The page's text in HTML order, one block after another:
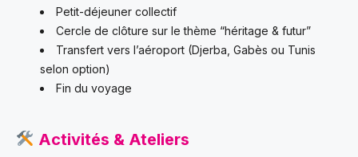
Petit-déjeuner collectif
Cercle de clôture sur le thème “héritage & futur”
Transfert vers l’aéroport (Djerba, Gabès ou Tunis
selon option)
Fin du voyage
Activités & Ateliers